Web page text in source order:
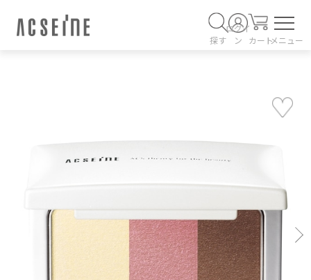
探す
ログイ
ン
カートメニュー